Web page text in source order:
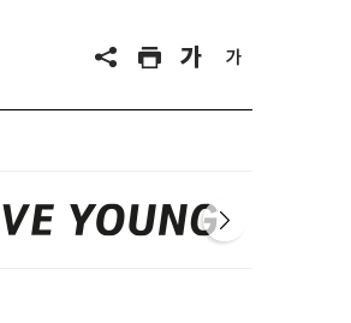
제주 28˚C